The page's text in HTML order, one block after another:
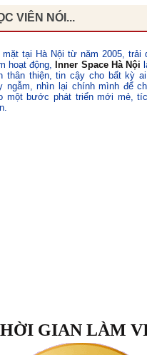
VIÊN NÓI...
mặt tại Hà Nội từ năm 2005, trải
hoạt động,
Inner Space Hà Nội
thân thiện, tin cậy cho bất kỳ
ngẫm, nhìn lại chính mình để
một bước phát triển mới mẻ,
GIAN LÀM